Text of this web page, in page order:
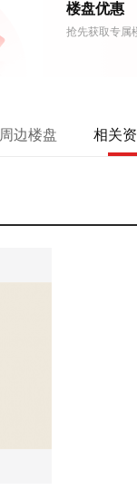
楼盘优惠
抢先获取专属
周边楼盘 相关